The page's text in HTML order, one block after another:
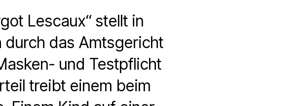
Lescaux“ stellt in
das Amtsgericht
und Testpflicht
treibt einem beim